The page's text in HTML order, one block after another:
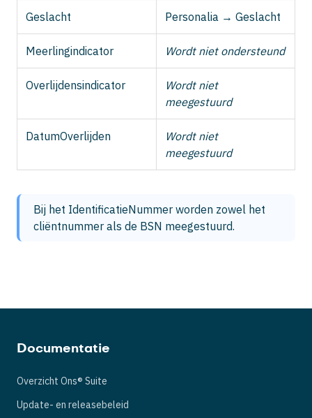
Geslacht Personalia → Geslacht
Meerlingindicator Wordt niet ondersteund
Overlijdensindicator
Wordt niet
meegestuurd
DatumOverlijden
Wordt niet
meegestuurd
Bij het IdentificatieNummer worden zowel het
cliëntnummer als de BSN meegestuurd.
Documentatie
Overzicht Ons® Suite
Update- en releasebeleid